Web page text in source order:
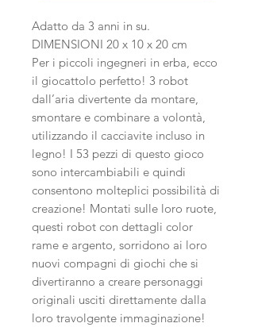
Adatto da 3 anni in su.
DIMENSIONI 20 x 10 x 20 cm
Per i piccoli ingegneri in erba, ecco
il giocattolo perfetto! 3 robot
dall’aria divertente da montare,
smontare e combinare a volontà,
utilizzando il cacciavite incluso in
legno! I 53 pezzi di questo gioco
sono intercambiabili e quindi
consentono molteplici possibilità di
creazione! Montati sulle loro ruote,
questi robot con dettagli color
rame e argento, sorridono ai loro
nuovi compagni di giochi che si
divertiranno a creare personaggi
originali usciti direttamente dalla
loro travolgente immaginazione!